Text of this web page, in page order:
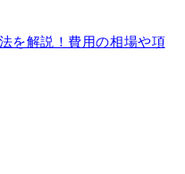
を解説！費用の相場や項